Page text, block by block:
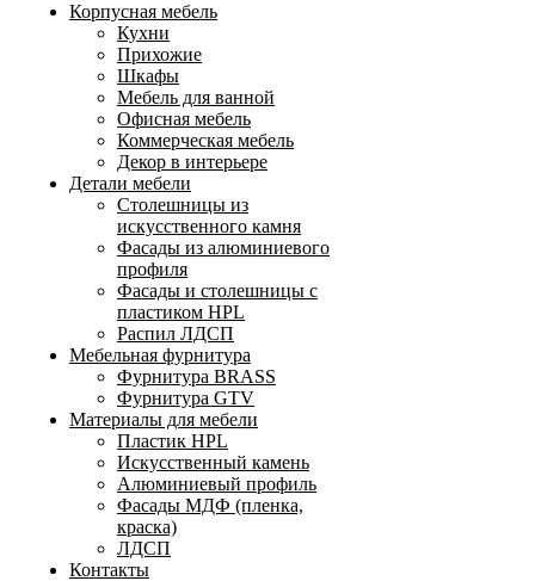
Корпусная мебель
Кухни
Прихожие
Шкафы
Мебель для ванной
Офисная мебель
Коммерческая мебель
Декор в интерьере
Детали мебели
Столешницы из
искусственного камня
Фасады из алюминиевого
профиля
Фасады и столешницы с
пластиком HPL
Распил ЛДСП
Мебельная фурнитура
Фурнитура BRASS
Фурнитура GTV
Материалы для мебели
Пластик HPL
Искусственный камень
Алюминиевый профиль
Фасады МДФ (пленка,
краска)
ЛДСП
Контакты